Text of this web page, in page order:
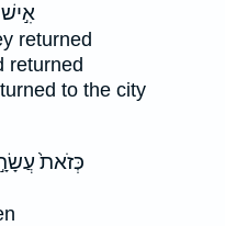
returned
returned
to the city
כְּזֹאת֙